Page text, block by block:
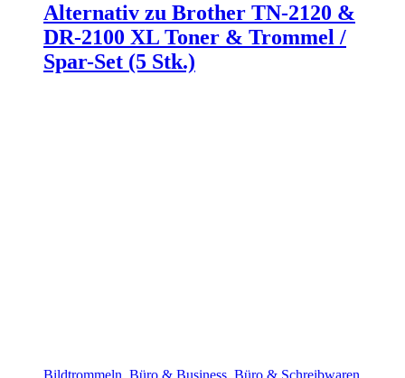
Alternativ zu Brother TN-2120 &
DR-2100 XL Toner & Trommel /
Spar-Set (5 Stk.)